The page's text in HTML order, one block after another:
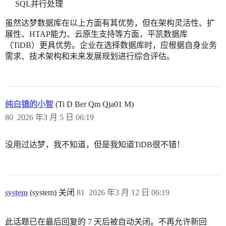
SQL并行处理
虽然达梦数据库在以上方面有其优势，但在架构灵活性、扩
展性、HTAP能力、云原生支持等方面，平凯数据库
（TiDB）更具优势。企业在选择数据库时，应根据自身业务
需求、技术架构和未来发展规划进行综合评估。
纯白镇的小智 (Ti D Ber Qm Qja01 M)
2026 年3 月 5 日 06:19
80
没用过达梦，我不知道，但是我知道TiDB很不错！
system (system) 关闭 2026 年3 月 12 日 06:19
81
此话题已在最后回复的 7 天后被自动关闭。不再允许新回